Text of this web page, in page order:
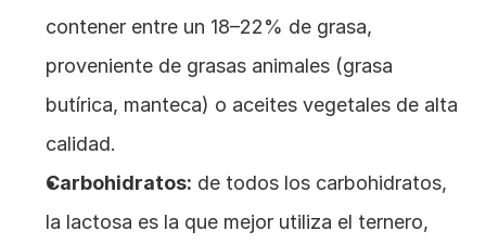
contener entre un 18–22% de grasa,
proveniente de grasas animales (grasa
butírica, manteca) o aceites vegetales de alta
calidad.
Carbohidratos: de todos los carbohidratos,
la lactosa es la que mejor utiliza el ternero,